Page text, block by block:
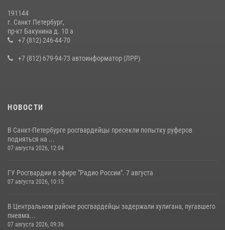
В Ленобласти сотрудники Росгвардии провели встречу с
воспитанниками детского клуба «Умные каникулы»
191144
г. Санкт Петербург,
пр-кт Бакунина д. 10 а
+7 (812) 246-44-70
+7 (812) 679-94-73 автоинформатор (ЛРР)
НОВОСТИ
В Санкт-Петербурге росгвардейцы пресекли попытку руферов
подняться на ...
07 августа 2026, 12:04
ГУ Росгвардии в эфире "Радио России". 7 августа
07 августа 2026, 10:15
В Центральном районе росгвардейцы задержали хулигана, пугавшего
пневма...
07 августа 2026, 09:36